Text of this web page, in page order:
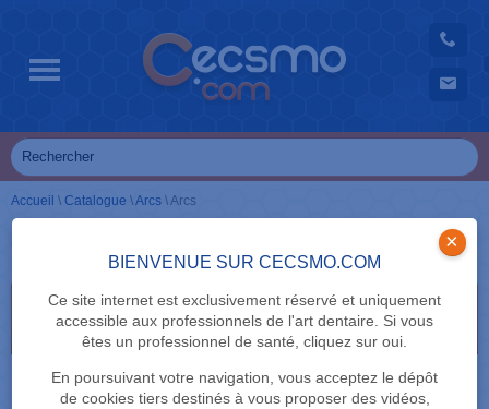
BIENVENUE SUR CECSMO.COM
Ce site internet est exclusivement réservé et uniquement
accessible aux professionnels de l'art dentaire. Si vous
êtes un professionnel de santé, cliquez sur oui.
En poursuivant votre navigation, vous acceptez le dépôt
de cookies tiers destinés à vous proposer des vidéos,
×
Accueil \ Catalogue \Arcs \Arcs
Sélectionnez vos critères de recherche en cliquant
dessus
TECHNIQUE